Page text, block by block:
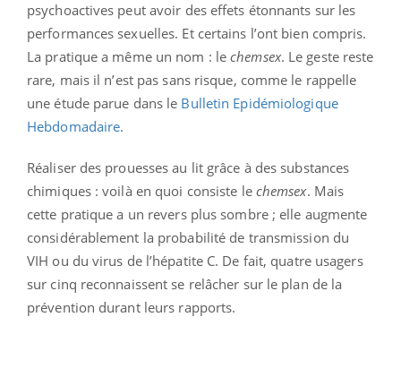
psychoactives peut avoir des effets étonnants sur les
performances sexuelles. Et certains l’ont bien compris.
La pratique a même un nom : lechemsex. Le geste reste
rare, mais il n’est pas sans risque, comme le rappelle
une étude parue dans le Bulletin Epidémiologique
Hebdomadaire.
Réaliser des prouesses au lit grâce à des substances
chimiques : voilà en quoi consiste le chemsex. Mais
cette pratique a un revers plus sombre ; elle augmente
considérablement la probabilité de transmission du
VIH ou du virus de l’hépatite C. De fait, quatre usagers
sur cinq reconnaissent se relâcher sur le plan de la
prévention durant leurs rapports.